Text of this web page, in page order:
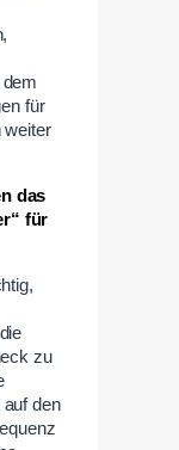
für
weiter
das
für
zu
den